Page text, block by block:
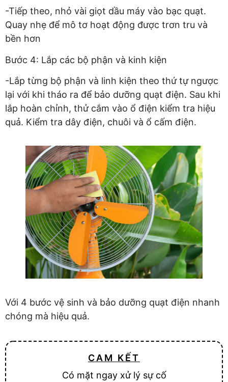
-Tiếp theo, nhỏ vài giọt dầu máy vào bạc quạt.
Quay nhẹ để mô tơ hoạt động được trơn tru và
bền hơn
Bước 4: Lắp các bộ phận và kinh kiện
-Lắp từng bộ phận và linh kiện theo thứ tự ngược
lại với khi tháo ra để bảo dưỡng quạt điện. Sau khi
lắp hoàn chỉnh, thử cắm vào ổ điện kiểm tra hiệu
quả. Kiểm tra dây điện, chuôi và ổ cấm điện.
Với 4 bước vệ sinh và bảo dưỡng quạt điện nhanh
chóng mà hiệu quả.
CAM KẾT
Có mặt ngay xử lý sự cố